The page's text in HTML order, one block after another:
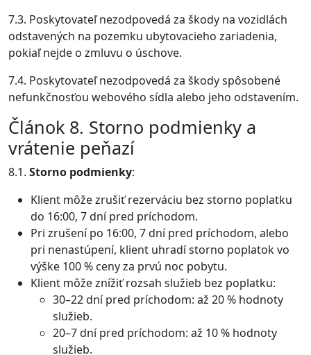
7.3. Poskytovateľ nezodpovedá za škody na vozidlách
odstavených na pozemku ubytovacieho zariadenia,
pokiaľ nejde o zmluvu o úschove.
7.4. Poskytovateľ nezodpovedá za škody spôsobené
nefunkčnosťou webového sídla alebo jeho odstavením.
Článok 8. Storno podmienky a
vrátenie peňazí
8.1. Storno podmienky:
Klient môže zrušiť rezerváciu bez storno poplatku
do 16:00, 7 dní pred príchodom.
Pri zrušení po 16:00, 7 dní pred príchodom, alebo
pri nenastúpení, klient uhradí storno poplatok vo
výške 100 % ceny za prvú noc pobytu.
Klient môže znížiť rozsah služieb bez poplatku:
30–22 dní pred príchodom: až 20 % hodnoty
služieb.
20–7 dní pred príchodom: až 10 % hodnoty
služieb.